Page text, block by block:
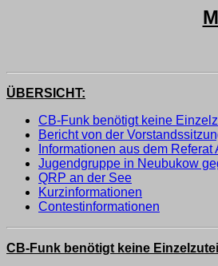
ÜBERSICHT:
CB-Funk benötigt keine
Bericht von der
Informationen aus dem Referat
Jugendgruppe in Neubukow
QRP an der See
Kurzinformationen
Contestinformationen
CB-Funk benötigt keine